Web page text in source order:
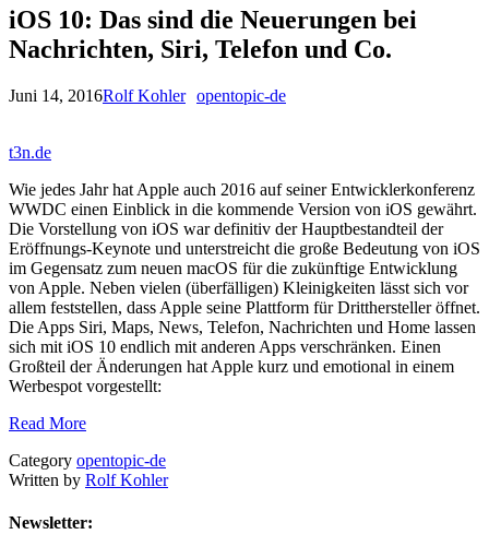
iOS 10: Das sind die Neuerungen bei
Nachrichten, Siri, Telefon und Co.
Juni 14, 2016Rolf Kohler opentopic-de
t3n.de
Wie jedes Jahr hat Apple auch 2016 auf seiner Entwicklerkonferenz
WWDC einen Einblick in die kommende Version von iOS gewährt.
Die Vorstellung von iOS war definitiv der Hauptbestandteil der
Eröffnungs-Keynote und unterstreicht die große Bedeutung von iOS
im Gegensatz zum neuen macOS für die zukünftige Entwicklung
von Apple. Neben vielen (überfälligen) Kleinigkeiten lässt sich vor
allem feststellen, dass Apple seine Plattform für Dritthersteller öffnet.
Die Apps Siri, Maps, News, Telefon, Nachrichten und Home lassen
sich mit iOS 10 endlich mit anderen Apps verschränken. Einen
Großteil der Änderungen hat Apple kurz und emotional in einem
Werbespot vorgestellt:
Read More
Category opentopic-de
Written by Rolf Kohler
Newsletter: